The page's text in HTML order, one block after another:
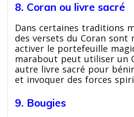
8. Coran ou livre sacré
Dans certaines traditions
des versets du Coran sont
activer le portefeuille
marabout peut utiliser un
autre livre sacré pour
et invoquer des forces
9. Bougies